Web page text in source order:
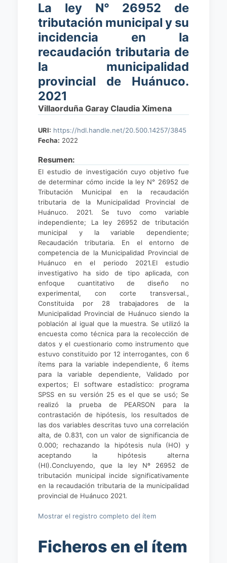
La ley N° 26952 de
tributación municipal y su
incidencia en la
recaudación tributaria de
la municipalidad
provincial de Huánuco.
2021
Villaorduña Garay Claudia Ximena
URI: https://hdl.handle.net/20.500.14257/3845
Fecha: 2022
Resumen:
El estudio de investigación cuyo objetivo fue
de determinar cómo incide la ley N° 26952 de
Tributación Municipal en la recaudación
tributaria de la Municipalidad Provincial de
Huánuco. 2021. Se tuvo como variable
independiente; La ley 26952 de tributación
municipal y la variable dependiente;
Recaudación tributaria. En el entorno de
competencia de la Municipalidad Provincial de
Huánuco en el periodo 2021.El estudio
investigativo ha sido de tipo aplicada, con
enfoque cuantitativo de diseño no
experimental, con corte transversal.,
Constituida por 28 trabajadores de la
Municipalidad Provincial de Huánuco siendo la
población al igual que la muestra. Se utilizó la
encuesta como técnica para la recolección de
datos y el cuestionario como instrumento que
estuvo constituido por 12 interrogantes, con 6
ítems para la variable independiente, 6 ítems
para la variable dependiente, Validado por
expertos; El software estadístico: programa
SPSS en su versión 25 es el que se usó; Se
realizó la prueba de PEARSON para la
contrastación de hipótesis, los resultados de
las dos variables descritas tuvo una correlación
alta, de 0.831, con un valor de significancia de
0.000; rechazando la hipótesis nula (HO) y
aceptando la hipótesis alterna
(HI).Concluyendo, que la ley Nº 26952 de
tributación municipal incide significativamente
en la recaudación tributaria de la municipalidad
provincial de Huánuco 2021.
Mostrar el registro completo del ítem
Ficheros en el ítem